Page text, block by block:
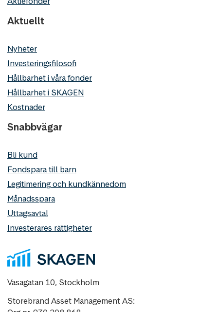
Aktuellt
Nyheter
Investeringsfilosofi
Hållbarhet i våra fonder
Hållbarhet i SKAGEN
Kostnader
Snabbvägar
Bli kund
Fondspara till barn
Legitimering och kundkännedom
Månadsspara
Uttagsavtal
Investerares rättigheter
Vasagatan 10, Stockholm
Storebrand Asset Management AS: